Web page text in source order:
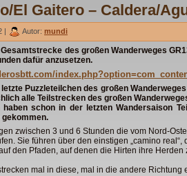
El Gaitero – Caldera/
| Autor: mundi
des großen Wanderweges
dafür anzusetzen.
Puzzleteilchen des großen
alle Teilstrecken des großen
haben schon in der letzten Wandersaison
gekommen.
zwischen 3 und 6 Stunden die vom Nord-
Sie führen über den einstigen „camino real“,
den Pfaden, auf denen die Hirten ihre Herden
mal in diese, mal in die andere Richtung